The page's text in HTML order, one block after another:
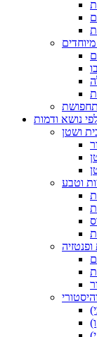
נושא ודמות
ושטן
וטבע